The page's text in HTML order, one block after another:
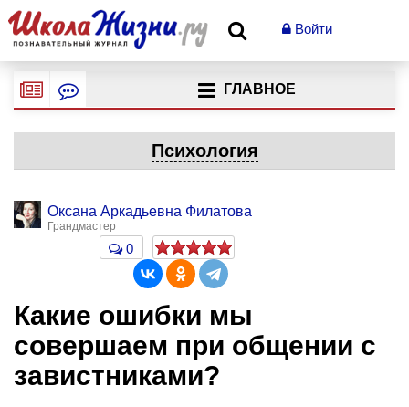
Войти
ГЛАВНОЕ
Психология
Оксана Аркадьевна Филатова
Грандмастер
0
Какие ошибки мы
совершаем при общении с
завистниками?